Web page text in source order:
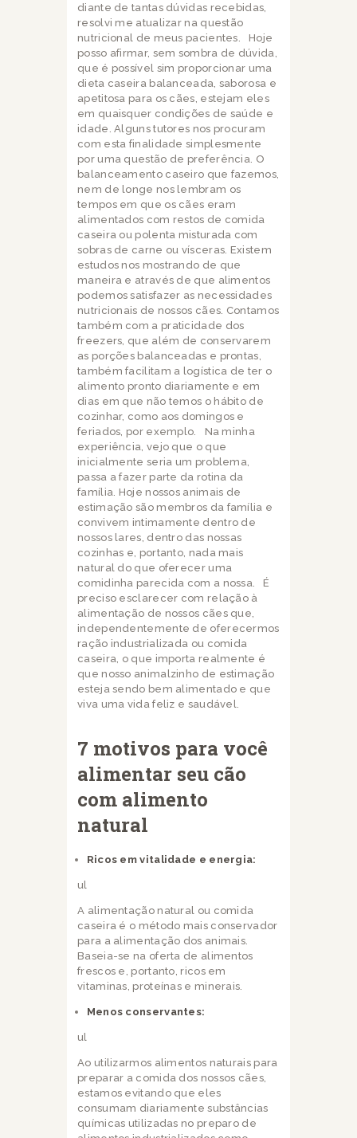
diante de tantas dúvidas recebidas,
resolvi me atualizar na questão
nutricional de meus pacientes. Hoje
posso afirmar, sem sombra de dúvida,
que é possível sim proporcionar uma
dieta caseira balanceada, saborosa e
apetitosa para os cães, estejam eles
em quaisquer condições de saúde e
idade. Alguns tutores nos procuram
com esta finalidade simplesmente
por uma questão de preferência. O
balanceamento caseiro que fazemos,
nem de longe nos lembram os
tempos em que os cães eram
alimentados com restos de comida
caseira ou polenta misturada com
sobras de carne ou vísceras. Existem
estudos nos mostrando de que
maneira e através de que alimentos
podemos satisfazer as necessidades
nutricionais de nossos cães. Contamos
também com a praticidade dos
freezers, que além de conservarem
as porções balanceadas e prontas,
também facilitam a logística de ter o
alimento pronto diariamente e em
dias em que não temos o hábito de
cozinhar, como aos domingos e
feriados, por exemplo.
Na minha
experiência, vejo que o que
inicialmente seria um problema,
passa a fazer parte da rotina da
família. Hoje nossos animais de
estimação são membros da família e
convivem intimamente dentro de
nossos lares, dentro das nossas
cozinhas e, portanto, nada mais
natural do que oferecer uma
comidinha parecida com a nossa. É
preciso esclarecer com relação à
alimentação de nossos cães que,
independentemente de oferecermos
ração industrializada ou comida
caseira, o que importa realmente é
que nosso animalzinho de estimação
esteja sendo bem alimentado e que
viva uma vida feliz e saudável.
7 motivos para você
alimentar seu cão
com alimento
natural
Ricos em vitalidade e energia:
ul
A alimentação natural ou comida
caseira é o método mais conservador
para a alimentação dos animais.
Baseia-se na oferta de alimentos
frescos e, portanto, ricos em
vitaminas, proteínas e minerais.
Menos conservantes:
ul
Ao utilizarmos alimentos naturais para
preparar a comida dos nossos cães,
estamos evitando que eles
consumam diariamente substâncias
químicas utilizadas no preparo de